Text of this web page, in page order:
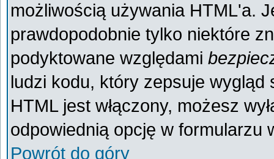
możliwością używania HTML'a.
prawdopodobnie tylko niektóre
podyktowane względami
ludzi kodu, który zepsuje wygląd
HTML jest włączony, możesz
odpowiednią opcję w formularzu
Powrót do góry